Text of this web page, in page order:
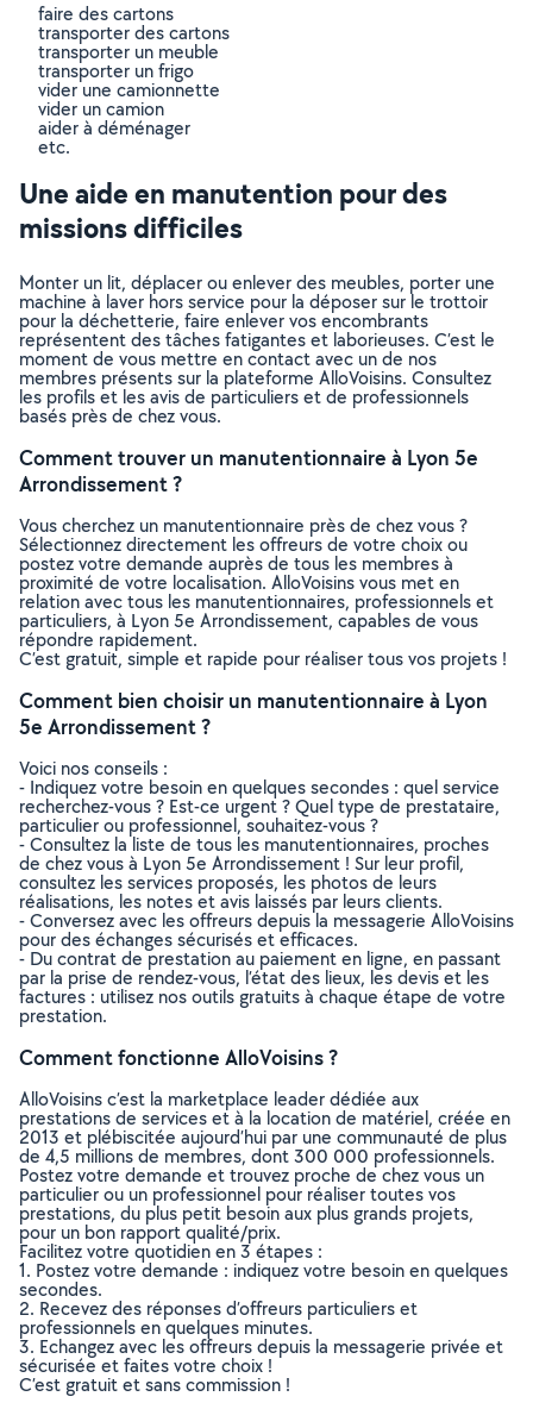
faire des cartons
transporter des cartons
transporter un meuble
transporter un frigo
vider une camionnette
vider un camion
aider à déménager
etc.
Une aide en manutention pour des
missions difficiles
Monter un lit, déplacer ou enlever des meubles, porter une
machine à laver hors service pour la déposer sur le trottoir
pour la déchetterie, faire enlever vos encombrants
représentent des tâches fatigantes et laborieuses. C’est le
moment de vous mettre en contact avec un de nos
membres présents sur la plateforme AlloVoisins. Consultez
les profils et les avis de particuliers et de professionnels
basés près de chez vous.
Comment trouver un manutentionnaire à Lyon 5e
Arrondissement ?
Vous cherchez un manutentionnaire près de chez vous ?
Sélectionnez directement les offreurs de votre choix ou
postez votre demande auprès de tous les membres à
proximité de votre localisation. AlloVoisins vous met en
relation avec tous les manutentionnaires, professionnels et
particuliers, à Lyon 5e Arrondissement, capables de vous
répondre rapidement.
C’est gratuit, simple et rapide pour réaliser tous vos projets !
Comment bien choisir un manutentionnaire à Lyon
5e Arrondissement ?
Voici nos conseils :
- Indiquez votre besoin en quelques secondes : quel service
recherchez-vous ? Est-ce urgent ? Quel type de prestataire,
particulier ou professionnel, souhaitez-vous ?
- Consultez la liste de tous les manutentionnaires, proches
de chez vous à Lyon 5e Arrondissement ! Sur leur profil,
consultez les services proposés, les photos de leurs
réalisations, les notes et avis laissés par leurs clients.
- Conversez avec les offreurs depuis la messagerie AlloVoisins
pour des échanges sécurisés et efficaces.
- Du contrat de prestation au paiement en ligne, en passant
par la prise de rendez-vous, l’état des lieux, les devis et les
factures : utilisez nos outils gratuits à chaque étape de votre
prestation.
Comment fonctionne AlloVoisins ?
AlloVoisins c’est la marketplace leader dédiée aux
prestations de services et à la location de matériel, créée en
2013 et plébiscitée aujourd’hui par une communauté de plus
de 4,5 millions de membres, dont 300 000 professionnels.
Postez votre demande et trouvez proche de chez vous un
particulier ou un professionnel pour réaliser toutes vos
prestations, du plus petit besoin aux plus grands projets,
pour un bon rapport qualité/prix.
Facilitez votre quotidien en 3 étapes :
1. Postez votre demande : indiquez votre besoin en quelques
secondes.
2. Recevez des réponses d’offreurs particuliers et
professionnels en quelques minutes.
3. Echangez avec les offreurs depuis la messagerie privée et
sécurisée et faites votre choix !
C’est gratuit et sans commission !